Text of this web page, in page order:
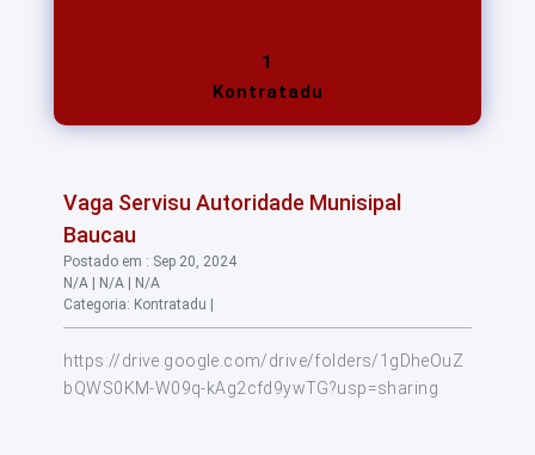
1
Kontratadu
Vaga Servisu Autoridade Munisipal
Baucau
Postado em : Sep 20, 2024
N/A | N/A | N/A
Categoria: Kontratadu |
https://drive.google.com/drive/folders/1gDheOuZ
bQWS0KM-W09q-kAg2cfd9ywTG?usp=sharing